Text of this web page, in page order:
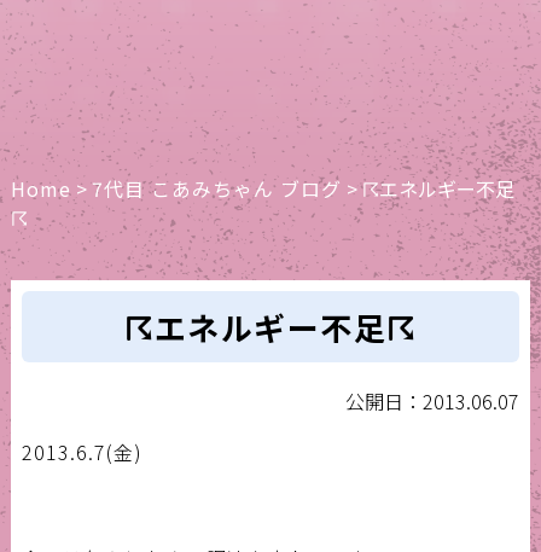
Home> 7代目 こあみちゃん ブログ >☈エネルギー不足
☈
☈エネルギー不足☈
公開日：2013.06.07
2013.6.7(金)